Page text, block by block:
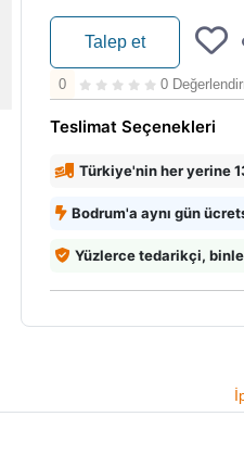
Talep et
0 0
Teslimat Seçenekleri
Türkiye'nin her yerine
Bodrum'a aynı gün
Yüzlerce tedarikçi,